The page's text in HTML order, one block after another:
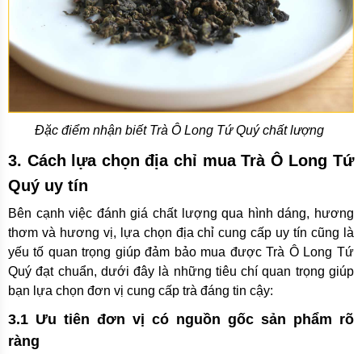
Đặc điểm nhận biết Trà Ô Long Tứ Quý chất lượng
3. Cách lựa chọn địa chỉ mua Trà Ô Long Tứ
Quý uy tín
Bên cạnh việc đánh giá chất lượng qua hình dáng, hương
thơm và hương vị, lựa chọn địa chỉ cung cấp uy tín cũng là
yếu tố quan trọng giúp đảm bảo mua được Trà Ô Long Tứ
Quý đạt chuẩn, dưới đây là những tiêu chí quan trọng giúp
bạn lựa chọn đơn vị cung cấp trà đáng tin cậy:
3.1 Ưu tiên đơn vị có nguồn gốc sản phẩm rõ
ràng